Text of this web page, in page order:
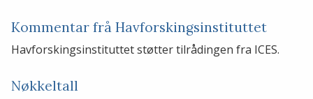
Kommentar frå Havforskingsinstituttet
Havforskingsinstituttet støtter tilrådingen fra ICES.
Nøkkeltall